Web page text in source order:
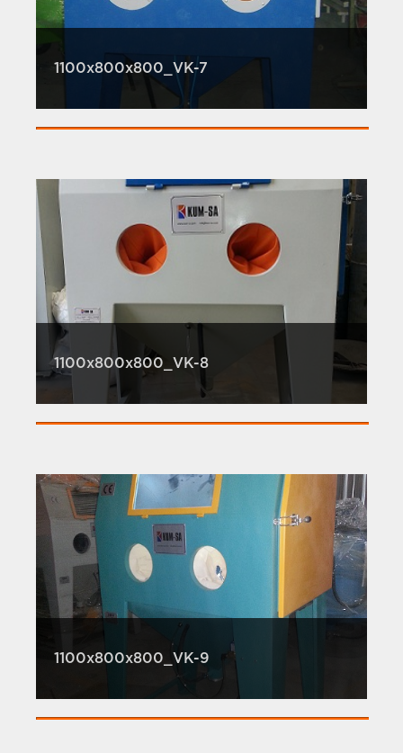
1100x800x800_VK-7
1100x800x800_VK-8
1100x800x800_VK-9